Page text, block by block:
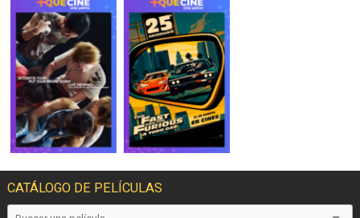
CATÁLOGO DE PELÍCULAS